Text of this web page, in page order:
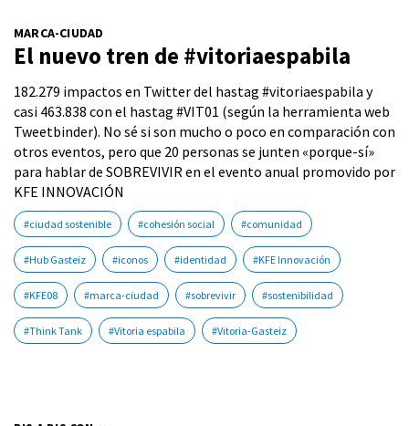
MARCA-CIUDAD
El nuevo tren de #vitoriaespabila
182.279 impactos en Twitter del hastag #vitoriaespabila y
casi 463.838 con el hastag #VIT01 (según la herramienta web
Tweetbinder). No sé si son mucho o poco en comparación con
otros eventos, pero que 20 personas se junten «porque-sí»
para hablar de SOBREVIVIR en el evento anual promovido por
KFE INNOVACIÓN
#ciudad sostenible #cohesión social #comunidad
#Hub Gasteiz #iconos #identidad #KFE Innovación
#KFE08 #marca-ciudad #sobrevivir #sostenibilidad
#Think Tank #Vitoria espabila #Vitoria-Gasteiz